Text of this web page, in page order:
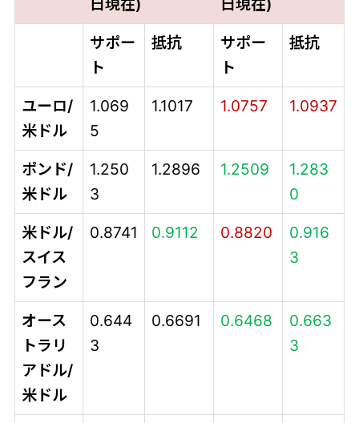
日現在)
日現在)
サポー
ト
抵抗
サポー
ト
抵抗
ユーロ/
米ドル
1.069
5
1.1017 1.0757 1.0937
ポンド/
米ドル
1.250
3
1.2896 1.2509
1.283
0
米ドル/
スイス
フラン
0.8741 0.9112 0.8820
0.916
3
オース
トラリ
アドル/
米ドル
0.644
3
0.6691 0.6468
0.663
3